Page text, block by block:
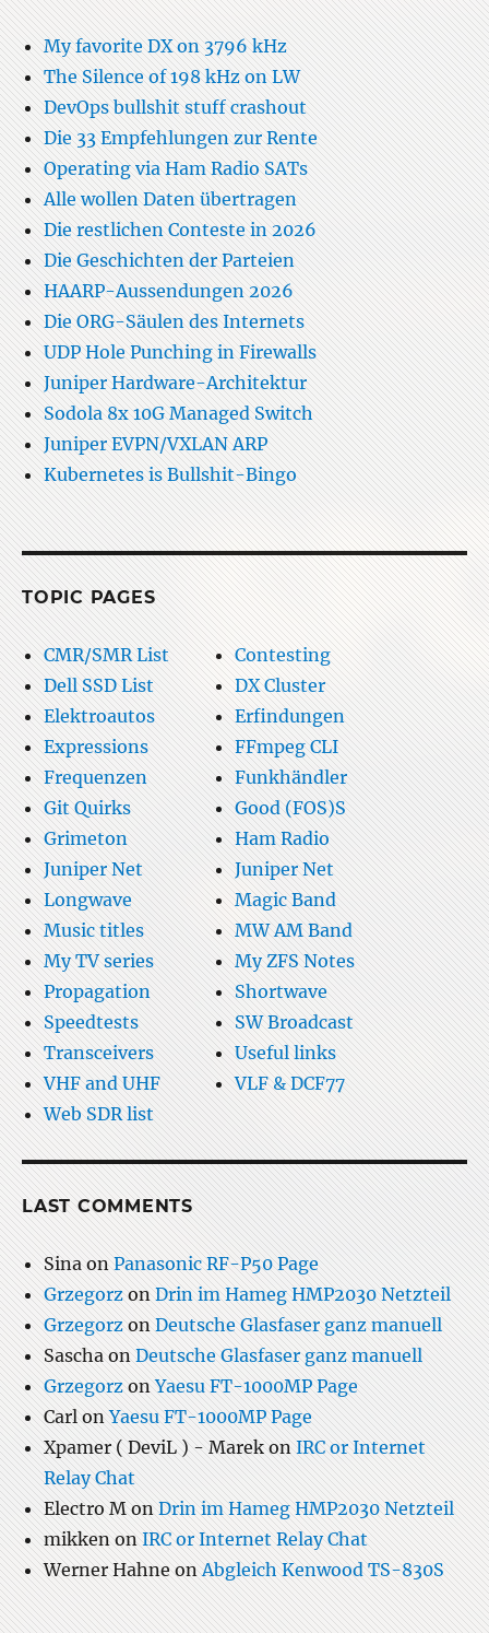
My favorite DX on 3796 kHz
The Silence of 198 kHz on LW
DevOps bullshit stuff crashout
Die 33 Empfehlungen zur Rente
Operating via Ham Radio SATs
Alle wollen Daten übertragen
Die restlichen Conteste in 2026
Die Geschichten der Parteien
HAARP-Aussendungen 2026
Die ORG-Säulen des Internets
UDP Hole Punching in Firewalls
Juniper Hardware-Architektur
Sodola 8x 10G Managed Switch
Juniper EVPN/VXLAN ARP
Kubernetes is Bullshit-Bingo
TOPIC PAGES
CMR/SMR List
Contesting
Dell SSD List
DX Cluster
Elektroautos
Erfindungen
Expressions
FFmpeg CLI
Frequenzen
Funkhändler
Git Quirks
Good (FOS)S
Grimeton
Ham Radio
Juniper Net
Juniper Net
Longwave
Magic Band
Music titles
MW AM Band
My TV series
My ZFS Notes
Propagation
Shortwave
Speedtests
SW Broadcast
Transceivers
Useful links
VHF and UHF
VLF & DCF77
Web SDR list
LAST COMMENTS
Sina onPanasonic RF-P50 Page
GrzegorzonDrin im Hameg HMP2030 Netzteil
Grzegorz onDeutsche Glasfaser ganz manuell
Sascha on Deutsche Glasfaser ganz manuell
GrzegorzonYaesu FT-1000MP Page
Carl onYaesu FT-1000MP Page
Xpamer ( DeviL ) - Marek on IRC or Internet
Relay Chat
Electro M on Drin im Hameg HMP2030 Netzteil
mikken on IRC or Internet Relay Chat
Werner Hahne on Abgleich Kenwood TS-830S